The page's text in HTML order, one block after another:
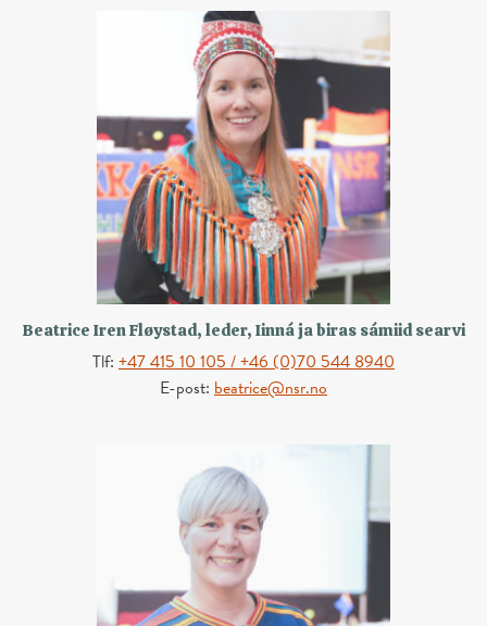
Beatrice Iren Fløystad, leder, Iinná ja biras sámiid searvi
Tlf: +47 415 10 105 / +46 (0)70 544 8940
E-post: beatrice@nsr.no